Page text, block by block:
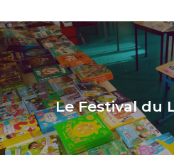
Le Festival du